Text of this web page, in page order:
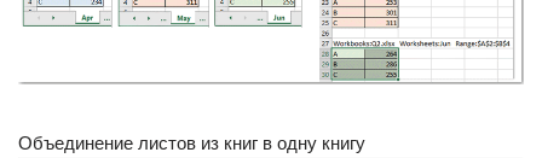
Объединение листов из книг в одну книгу